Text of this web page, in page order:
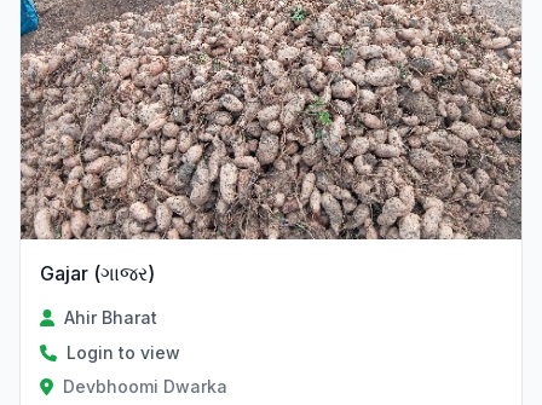
Gajar (ગાજર)
Ahir Bharat
Login to view
Devbhoomi Dwarka